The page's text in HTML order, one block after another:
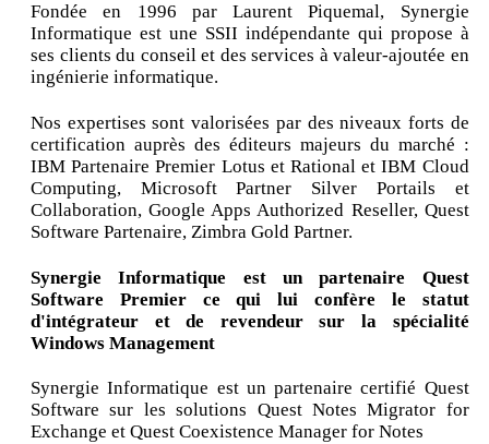
Fondée en 1996 par Laurent Piquemal, Synergie
Informatique est une SSII indépendante qui propose à
ses clients du conseil et des services à valeur-ajoutée en
ingénierie informatique.
Nos expertises sont valorisées par des niveaux forts de
certification auprès des éditeurs majeurs du marché :
IBM Partenaire Premier Lotus et Rational et IBM Cloud
Computing, Microsoft Partner Silver Portails et
Collaboration, Google Apps Authorized Reseller, Quest
Software Partenaire, Zimbra Gold Partner.
Synergie Informatique est un partenaire Quest
Software Premier ce qui lui confère le statut
d'intégrateur et de revendeur sur la spécialité
Windows Management
Synergie Informatique est un partenaire certifié Quest
Software sur les solutions Quest Notes Migrator for
Exchange et Quest Coexistence Manager for Notes